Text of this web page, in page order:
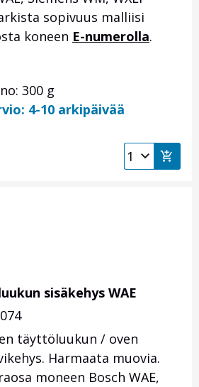
sopivuus malliisi
koneen E-numerolla.
300 g
4-10 arkipäivää
sisäkehys WAE
täyttöluukun / oven
Harmaata muovia.
moneen Bosch WAE,